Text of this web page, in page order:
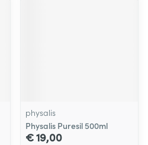
physalis
Physalis Puresil 500ml
€ 19,00